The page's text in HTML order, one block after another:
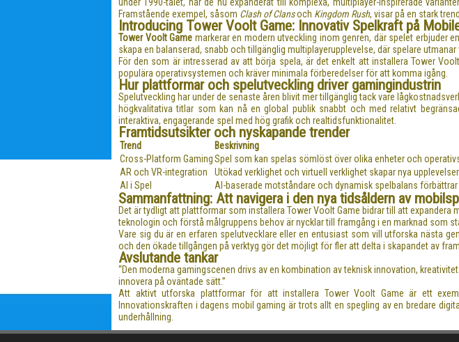
Framstående exempel, såsom Clash of Clansoch Kingdom Rush, visar på en stark
Introducing Tower Voolt Game: Innovativ Spelkraft på
Tower Voolt Game markerar en modern utveckling inom genren, där spelet erbjuder
skapa en balanserad, snabb och tillgänglig multiplayerupplevelse, där spelare
För den som är intresserad av att börja spela, är det enkelt att installera Tower
populära operativsystemen och kräver minimala förberedelser för att komma igång.
Hur plattformar och spelutveckling driver gamingindustrin
Spelutveckling har under de senaste åren blivit mer tillgänglig tack vare
högkvalitativa titlar som kan nå en global publik snabbt och med relativt
interaktiva, engagerande spel med hög grafik och realtidsfunktionalitet.
Framtidsutsikter och nyskapande trender
Trend Beskrivning
Cross-Platform GamingSpel som kan spelas sömlöst över olika enheter och
AR och VR-integration
Utökad verklighet och virtuell verklighet skapar nya upplevelser.
AI i Spel
AI-baserade motståndare och dynamisk spelbalans förbättrar
Sammanfattning: Att navigera i den nya tidsåldern av
Det är tydligt att plattformar som installera Tower Voolt Game bidrar till att
teknologin och förstå målgruppens behov är nycklar till framgång i en marknad som
Vare sig du är en erfaren spelutvecklare eller en entusiast som vill utforska nästa
och den ökade tillgången på verktyg gör det möjligt för fler att delta i skapandet av
Avslutande tankar
“Den moderna gamingscenen drivs av en kombination av teknisk innovation,
innovera på oväntade sätt.”
Att aktivt utforska plattformar för att installera Tower Voolt Game är ett
Innovationskraften i dagens mobil gaming är trots allt en spegling av en bredare
underhållning.